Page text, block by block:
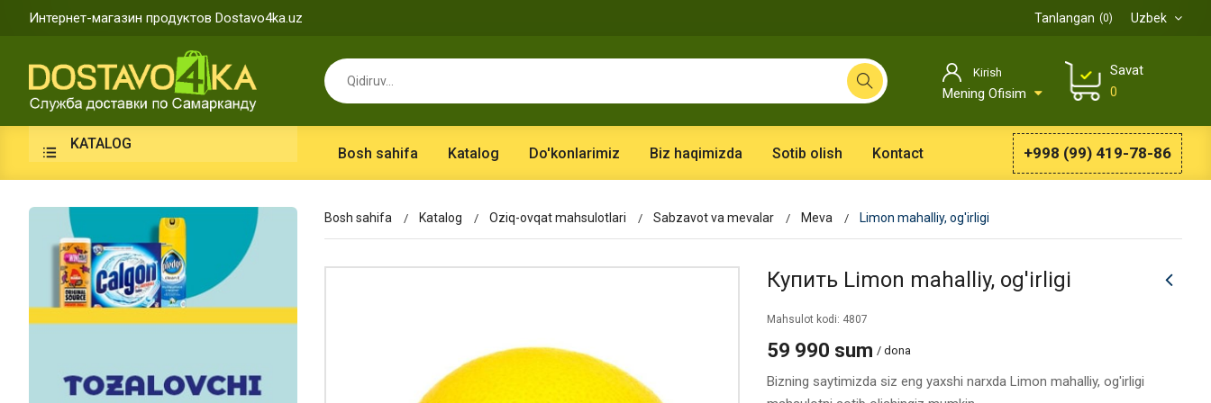
Интернет-магазин продуктов Dostavo4ka.uz Uzbek
Tanlangan 0
Kirish
Mening Ofisim
Savat
0
KATALOG
Bosh sahifa Katalog Do'konlarimiz Biz haqimizda Sotib olish Kontact +998 (99) 419-78-86
Bosh sahifa Katalog Oziq-ovqat mahsulotlari Sabzavot va mevalar Meva Limon mahalliy, og'irligi
Купить Limon mahalliy, og'irligi
Mahsulot kodi: 4807
59 990 sum / dona
Bizning saytimizda siz eng yaxshi narxda Limon mahalliy, og'irligi